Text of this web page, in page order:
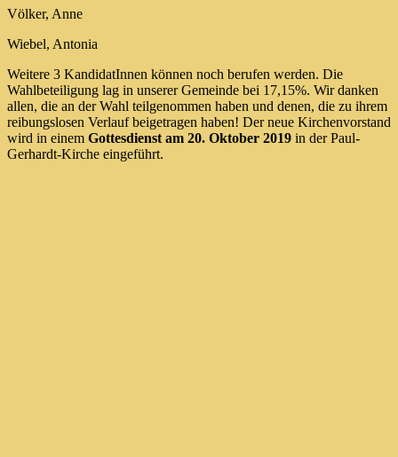
Völker, Anne
Wiebel, Antonia
Weitere 3 KandidatInnen können noch berufen werden. Die
Wahlbeteiligung lag in unserer Gemeinde bei 17,15%. Wir danken
allen, die an der Wahl teilgenommen haben und denen, die zu ihrem
reibungslosen Verlauf beigetragen haben! Der neue Kirchenvorstand
wird in einem Gottesdienst am 20. Oktober 2019 in der Paul-
Gerhardt-Kirche eingeführt.